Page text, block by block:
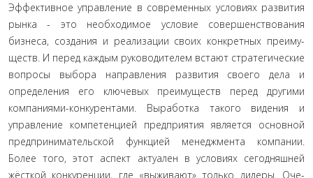
Эффективное управление в современных условиях раз­вития
рынка - это необходимое условие совершенствования
бизнеса, создания и реализации своих конкретных преиму­
ществ. И перед каждым руководителем встают стратеги­ческие
вопросы выбора направления развития своего дела и
определения его ключевых преимуществ перед другими
компаниями-конкурентами. Выработка такого видения и
управление компетенцией предприятия является основной
предпринимательской функцией менеджмента компании.
Более того, этот аспект актуален в условиях сегодняшней
жёсткой конкуренции, где «выживают» только лидеры. Оче­